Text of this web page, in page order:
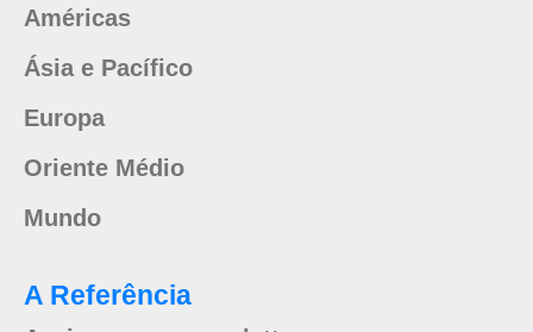
Américas
Ásia e Pacífico
Europa
Oriente Médio
Mundo
A Referência